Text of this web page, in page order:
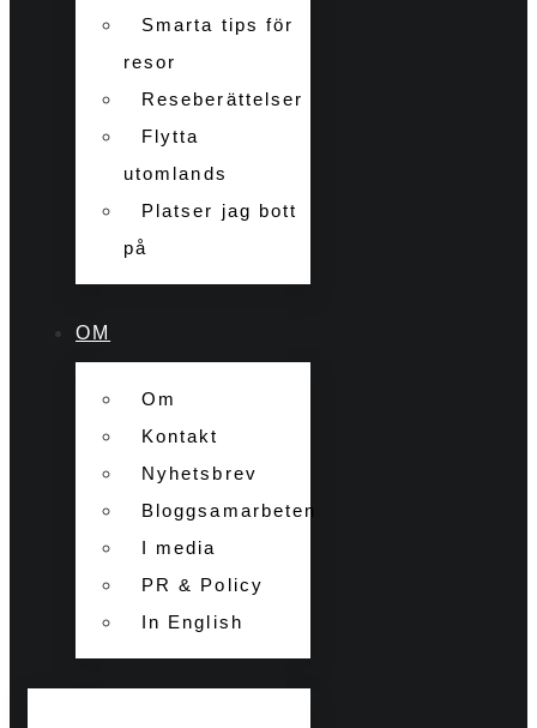
Smarta tips för
resor
Reseberättelser
Flytta
utomlands
Platser jag bott
på
OM
Om
Kontakt
Nyhetsbrev
Bloggsamarbeten
I media
PR & Policy
In English